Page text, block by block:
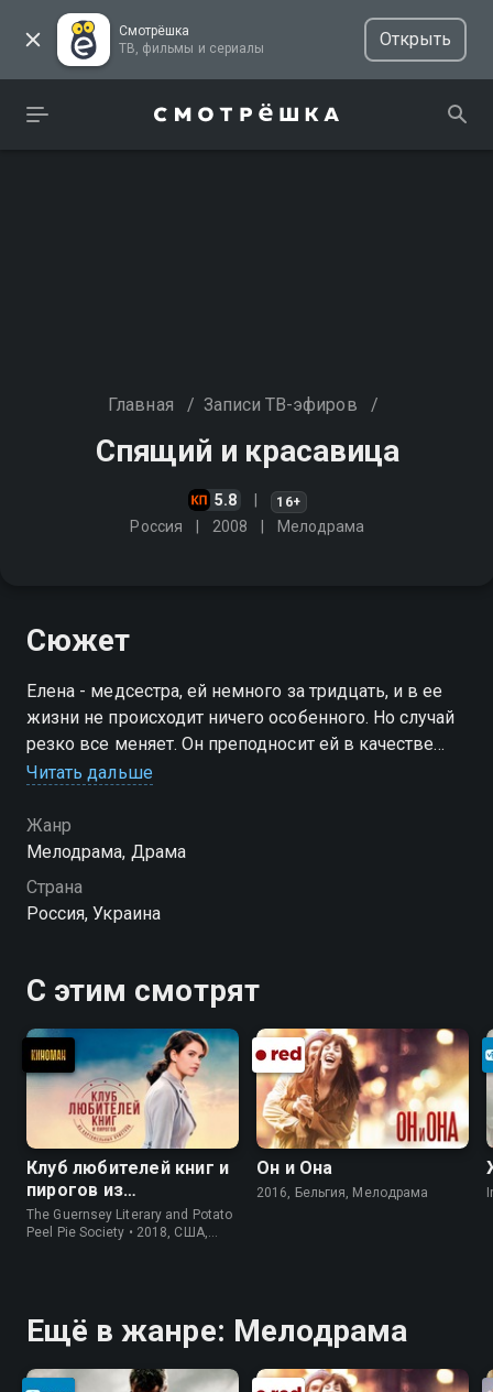
Смотрёшка
ТВ, фильмы и сериалы
Открыть
Главная / Записи ТВ-эфиров /
Спящий и красавица
5.8 16+
Россия 2008 Мелодрама
Сюжет
Елена - медсестра, ей немного за тридцать, и в ее
жизни не происходит ничего особенного. Но случай
резко все меняет. Он преподносит ей в качестве
сюрприза не долгожданного "принца", а… труп
Читать дальше
Жанр
Мелодрама, Драма
Страна
Россия, Украина
С этим смотрят
Клуб любителей книг и
пирогов из
картофельных
очистков
The Guernsey Literary and Potato
Peel Pie Society • 2018, США,
Он и Она
2016, Бельгия, Мелодрама
Ещё в жанре: Мелодрама